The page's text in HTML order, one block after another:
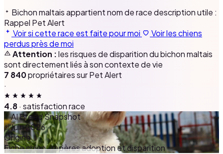
Bichon maltais appartientnom de racedescription utile :
Rappel Pet Alert
Voir si cette race est faite pour moi
Voir les chiens
perdus près de moi
Attention :les risques de disparition du bichon maltais
sont directement liés à son contexte de vie
7 840propriétaires sur Pet Alert
·
4.8· satisfaction race
AI Breed Snapshot
Juin 2026
Origine
Fiche chien · repères adoption et disparition